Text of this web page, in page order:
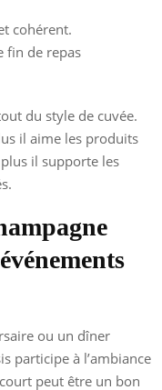
cohérent.
fin de repas
du style de cuvée.
il aime les produits
il supporte les
ou un dîner
participe à l’ambiance
peut être un bon